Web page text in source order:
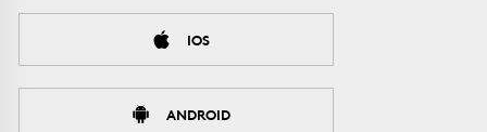
IOS
ANDROID